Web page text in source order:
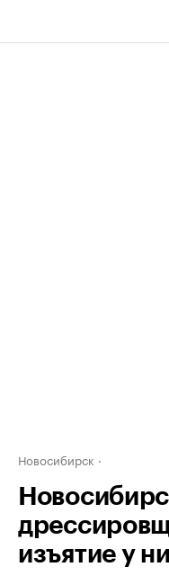
Новосибирск
изъятие у